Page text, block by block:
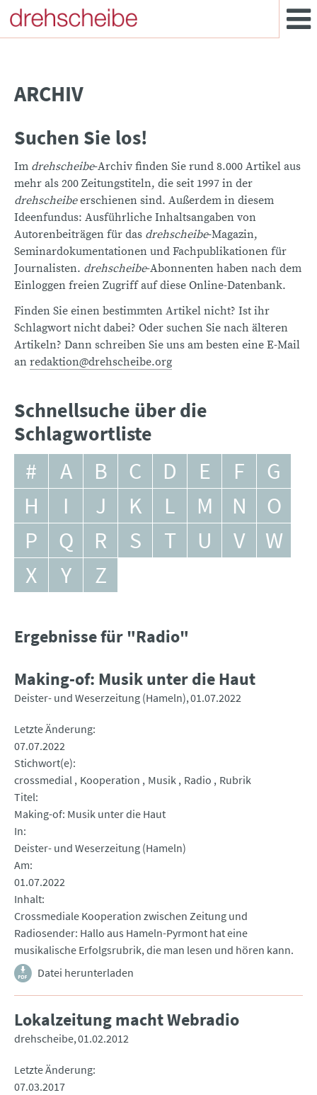
ARCHIV
Suchen Sie los!
Im drehscheibe-Archiv finden Sie rund 8.000 Artikel aus
mehr als 200 Zeitungstiteln, die seit 1997 in der
drehscheibeerschienen sind. Außerdem in diesem
Ideenfundus: Ausführliche Inhaltsangaben von
Autorenbeiträgen für das drehscheibe-Magazin,
Seminardokumentationen und Fachpublikationen für
Journalisten. drehscheibe-Abonnenten haben nach dem
Einloggen freien Zugriff auf diese Online-Datenbank.
Finden Sie einen bestimmten Artikel nicht? Ist ihr
Schlagwort nicht dabei? Oder suchen Sie nach älteren
Artikeln? Dann schreiben Sie uns am besten eine E-Mail
an redaktion@drehscheibe.org
Schnellsuche über die
Schlagwortliste
# A B C D E F
G
H
I J K L M N
O
P
Q R S T U V
W
X
Y Z
Ergebnisse für "Radio"
Making-of: Musik unter die Haut
Deister- und Weserzeitung (Hameln) 01.07.2022
Letzte Änderung
07.07.2022
Stichwort(e)
crossmedial Kooperation Musik Radio
Rubrik
Titel
Making-of: Musik unter die Haut
In
Deister- und Weserzeitung (Hameln)
Am
01.07.2022
Inhalt
Crossmediale Kooperation zwischen Zeitung und
Radiosender: Hallo aus Hameln-Pyrmont hat eine
musikalische Erfolgsrubrik, die man lesen und hören kann.
Datei herunterladen
Lokalzeitung macht Webradio
drehscheibe 01.02.2012
Letzte Änderung
07.03.2017